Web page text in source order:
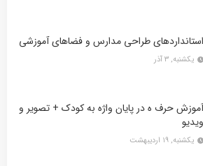
استانداردهای طراحی مدارس و فضاهای آموزشی
یکشنبه, ۳ آذر
آموزش حرف ه در پایان واژه به کودک + تصویر و
ویدیو
یکشنبه, ۱۹ اردیبهشت